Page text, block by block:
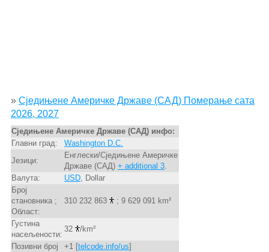
» Сједињене Америчке Државе (САД) Померање сата
2026, 2027
Сједињене Америчке Државе (САД) инфо:
Главни град:
Washington D.C.
Језици:
Енглески/Сједињене Америчке
Државе (САД) + additional 3.
Валута:
USD, Dollar
Број
становника ;
Област:
310 232 863 ; 9 629 091 km²
Густина
насељености:
32
/km²
Позивни број
+1 [telcode.info/us]